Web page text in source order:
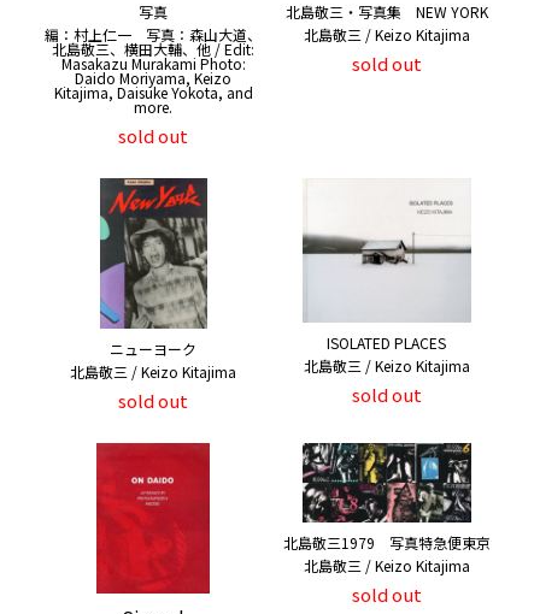
写真
編：村上仁一 写真：森山大道、
北島敬三、横田大輔、他 / Edit:
Masakazu Murakami Photo:
Daido Moriyama, Keizo
Kitajima, Daisuke Yokota, and
more.
sold out
北島敬三・写真集 NEW YORK
北島敬三 / Keizo Kitajima
sold out
ニューヨーク
北島敬三 / Keizo Kitajima
sold out
ISOLATED PLACES
北島敬三 / Keizo Kitajima
sold out
北島敬三1979 写真特急便東京
北島敬三 / Keizo Kitajima
sold out